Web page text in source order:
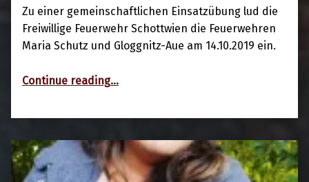
Zu einer gemeinschaftlichen Einsatzübung lud die
Freiwillige Feuerwehr Schottwien die Feuerwehren
Maria Schutz und Gloggnitz-Aue am 14.10.2019 ein.
Continue reading“14.10.2019 Einsatzübung der Feuerwehren Schottwien, Maria Schutz und Gloggnitz-Aue”
…